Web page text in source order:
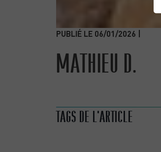
PUBLIÉ LE 06/01/2026 |
MATHIEU D.
TAGS DE L'ARTICLE